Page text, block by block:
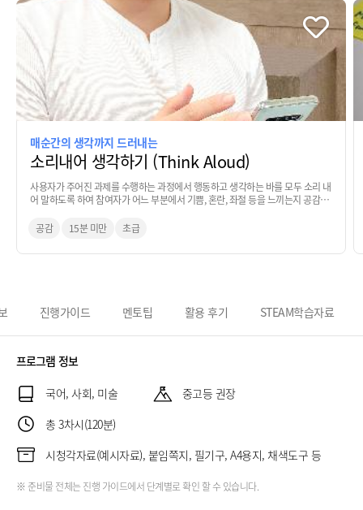
매순간의 생각까지 드러내는
소리내어 생각하기 (Think Aloud)
사용자가 주어진 과제를 수행하는 과정에서 행동하고 생각하는 바를 모두 소리 내
어 말하도록 하여 참여자가 어느 부분에서 기쁨, 혼란, 좌절 등을 느끼는지 공감하
공감
15분 미만 초급
진행가이드 멘토팁 활용 후기 STEAM학습자료
프로그램 정보
국어, 사회, 미술
중고등 권장
총 3차시(120분)
시청각자료(예시자료), 붙임쪽지, 필기구, A4용지, 채색도구 등
※ 준비물 전체는 진행 가이드에서 단계별로 확인 할 수 있습니다.